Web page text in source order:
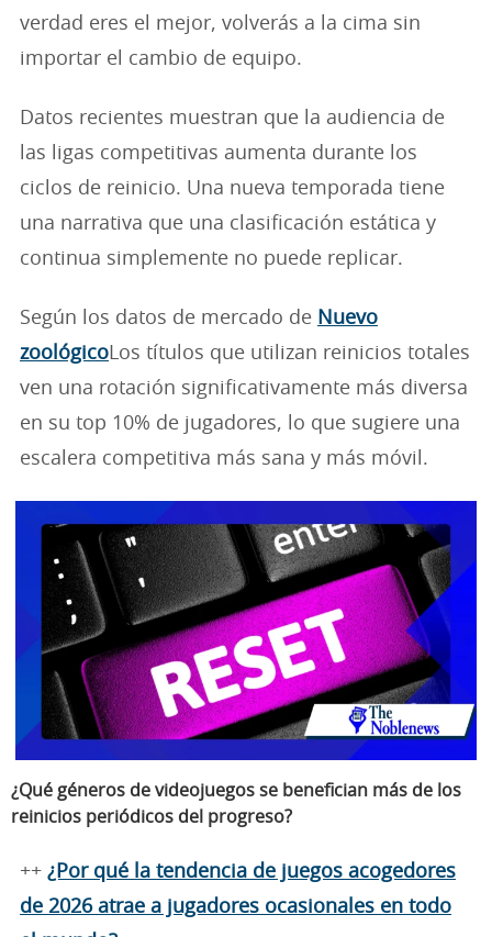
verdad eres el mejor, volverás a la cima sin
importar el cambio de equipo.
Datos recientes muestran que la audiencia de
las ligas competitivas aumenta durante los
ciclos de reinicio. Una nueva temporada tiene
una narrativa que una clasificación estática y
continua simplemente no puede replicar.
Según los datos de mercado de Nuevo
zoológicoLos títulos que utilizan reinicios totales
ven una rotación significativamente más diversa
en su top 10% de jugadores, lo que sugiere una
escalera competitiva más sana y más móvil.
¿Qué géneros de videojuegos se benefician más de los
reinicios periódicos del progreso?
++ ¿Por qué la tendencia de juegos acogedores
de 2026 atrae a jugadores ocasionales en todo